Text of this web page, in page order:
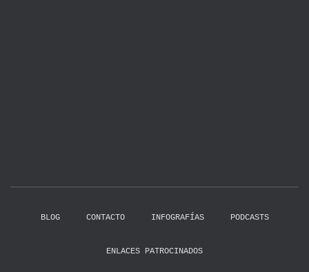
BLOG CONTACTO INFOGRAFÍAS PODCASTS
ENLACES PATROCINADOS